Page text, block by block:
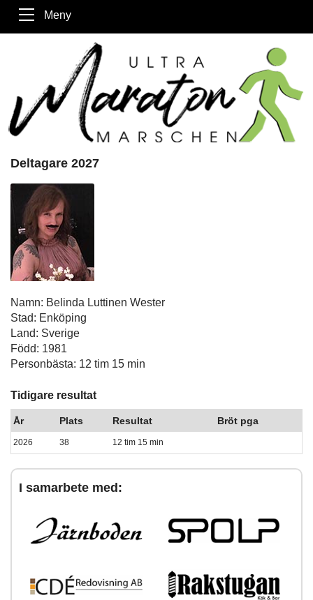
Meny
Deltagare 2027
Namn: Belinda Luttinen Wester
Stad: Enköping
Land: Sverige
Född: 1981
Personbästa: 12 tim 15 min
Tidigare resultat
År Plats Resultat Bröt pga
2026 38 12 tim 15 min
I samarbete med: